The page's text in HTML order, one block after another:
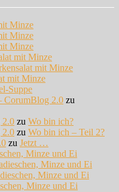
Minze
Minze
Minze
mit Minze
mit Minze
mit Minze
Suppe
CorumBlog 2.0 zu
2.0 zu Wo bin ich?
2.0 zu Wo bin ich – Teil 2?
zu Jetzt …
Minze und Ei
Minze und Ei
Minze und Ei
Minze und Ei